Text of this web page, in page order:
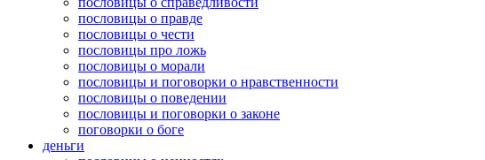
пословицы о правде
пословицы о чести
пословицы про ложь
пословицы о морали
пословицы и поговорки о нравственности
пословицы о поведении
пословицы и поговорки о законе
поговорки о боге
деньги